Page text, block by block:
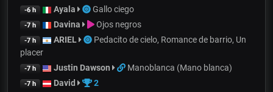
-6 h Ayala Gallo ciego
-7 h Davina Ojos negros
-7 h ARIEL
Pedacito de cielo, Romance de barrio, Un
placer
-7 h Justin Dawson Manoblanca (Mano blanca)
-7 h David 2